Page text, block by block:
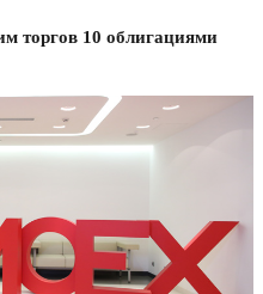
торгов 10 облигациями